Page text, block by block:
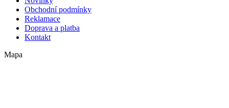
Obchodní podmínky
Reklamace
Doprava a platba
Kontakt
Mapa